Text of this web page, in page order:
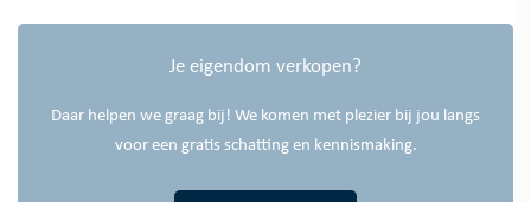
Je eigendom verkopen?
Daar helpen we graag bij! We komen met plezier bij jou langs
voor een gratis schatting en kennismaking.